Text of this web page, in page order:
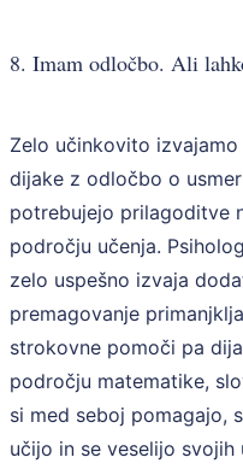
8. Imam odločbo. Ali
Zelo učinkovito
dijake z odločbo o
potrebujejo prilagoditve
področju učenja.
zelo uspešno izvaja
premagovanje
strokovne pomoči pa
področju matematike,
si med seboj pomagajo,
učijo in se veselijo